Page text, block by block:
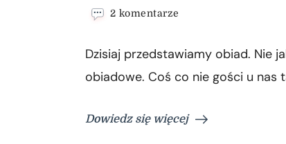
2 komentarze
Dzisiaj przedstawiamy obiad. Nie
obiadowe. Coś co nie gości u nas
Dowiedz się więcej